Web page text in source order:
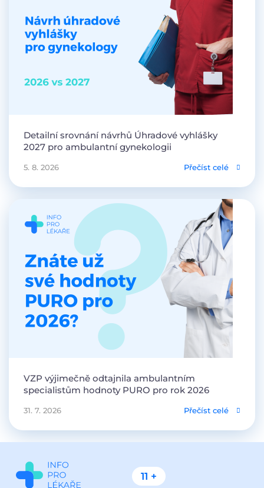
Detailní srovnání návrhů Úhradové vyhlášky
2027 pro ambulantní gynekologii
5. 8. 2026 Přečíst celé
VZP výjimečně odtajnila ambulantním
specialistům hodnoty PURO pro rok 2026
31. 7. 2026 Přečíst celé
11 +